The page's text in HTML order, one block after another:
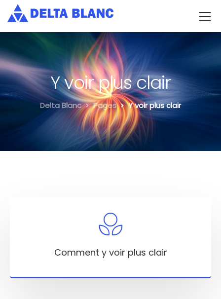
Y voir plus clair
Delta Blanc Pages Y voir plus clair
Comment y voir plus clair